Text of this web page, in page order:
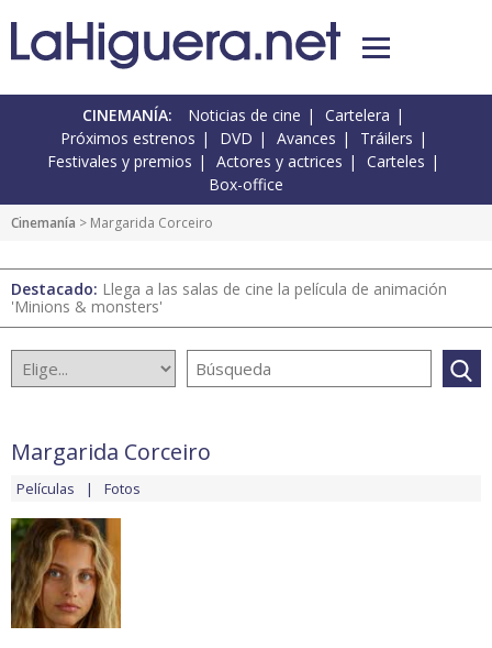
CINEMANÍA: Noticias de cine
Cartelera
Próximos estrenos
DVD Avances
Tráilers
Festivales y premios
Actores y actrices
Carteles
Box-office
Cinemanía > Margarida Corceiro
Destacado: Llega a las salas de cine la película de animación
'Minions & monsters'
Margarida Corceiro
Películas Fotos